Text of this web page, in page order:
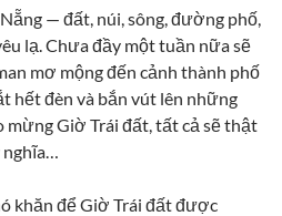
— đất, núi, sông, đường phố,
lạ. Chưa đầy một tuần nữa sẽ
mơ mộng đến cảnh thành phố
hết đèn và bắn vút lên những
mừng Giờ Trái đất, tất cả sẽ thật
nghĩa…
khăn để Giờ Trái đất được